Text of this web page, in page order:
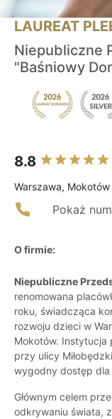
LAUREAT
Niepubliczne
"Baśniowy
8.8
Warszawa, Mokotów
Pokaż
O firmie:
Niepubliczne
renomowana
roku, świadcząca
rozwoju dzieci w
Mokotów. Instytucja
przy ulicy
wygodny dostęp dla
Głównym celem
odkrywaniu świata,